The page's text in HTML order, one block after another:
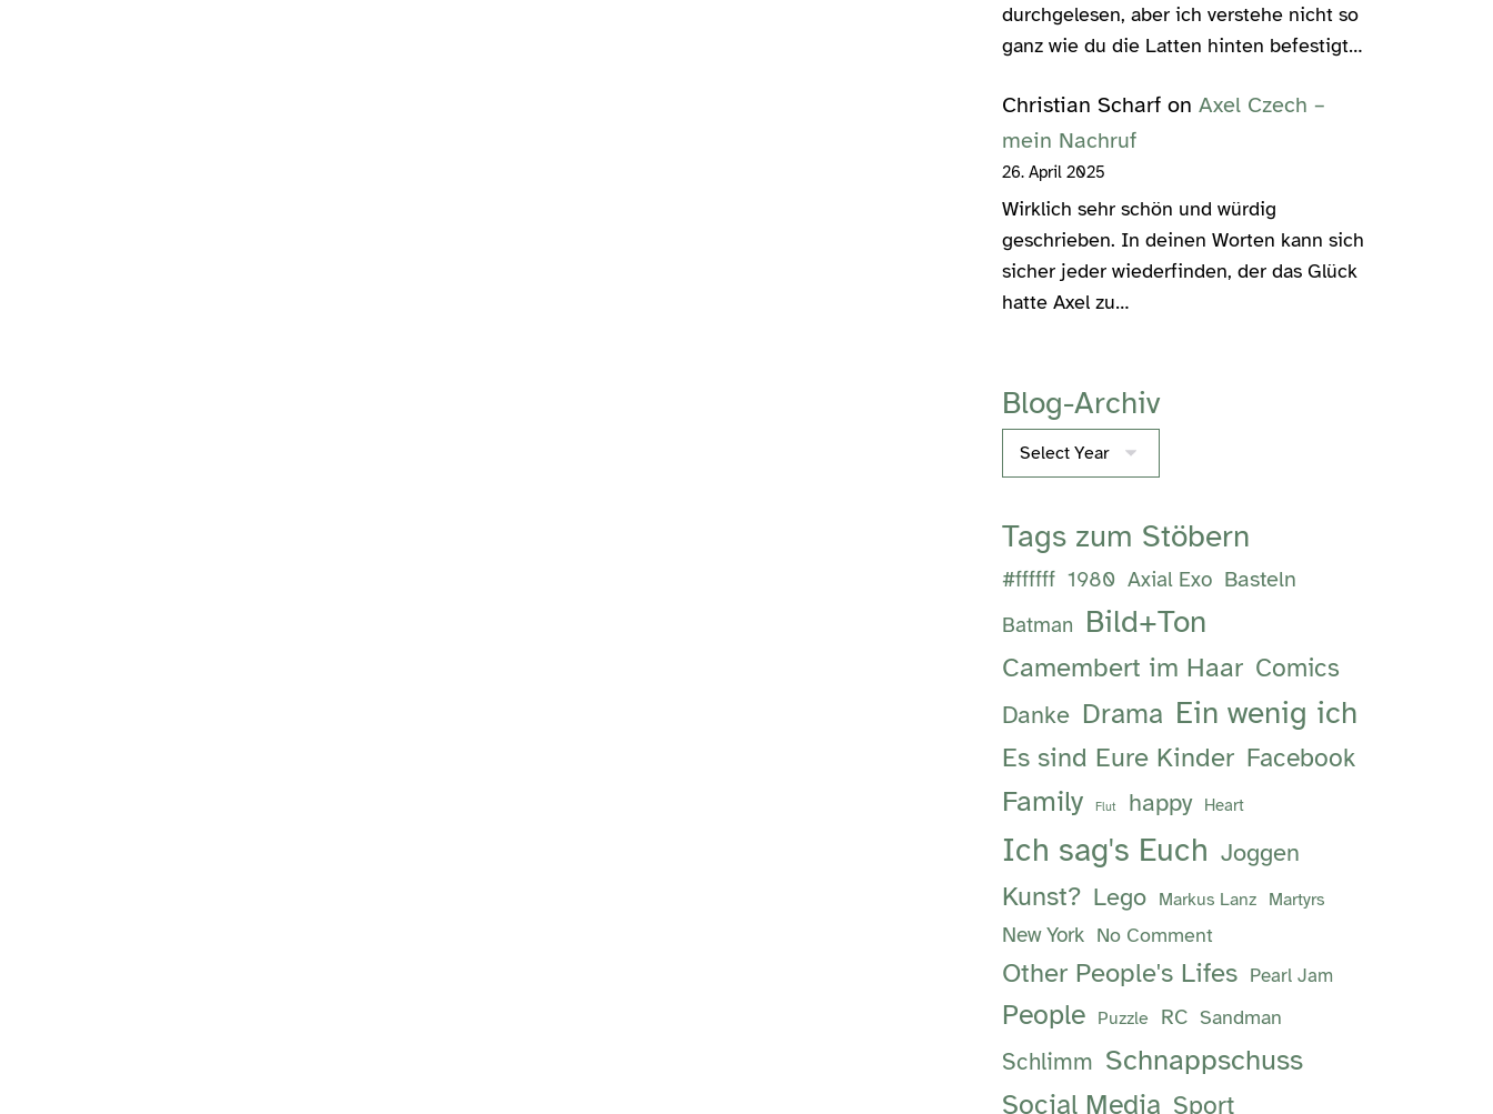
durchgelesen, aber ich verstehe nicht so
ganz wie du die Latten hinten befestigt…
Christian Scharfon Axel Czech –
mein Nachruf
26. April 2025
Wirklich sehr schön und würdig
geschrieben. In deinen Worten kann sich
sicher jeder wiederfinden, der das Glück
hatte Axel zu…
Blog-Archiv
Archives
Tags zum Stöbern
#ffffff 1980 Axial Exo Basteln
Batman Bild+Ton
Camembert im Haar Comics
Danke Drama Ein wenig ich
Es sind Eure Kinder Facebook
Family Flut happy Heart
Ich sag's Euch Joggen
Kunst? Lego Markus Lanz Martyrs
New York No Comment
Other People's Lifes Pearl Jam
People Puzzle RC Sandman
Schlimm Schnappschuss
Social Media Sport